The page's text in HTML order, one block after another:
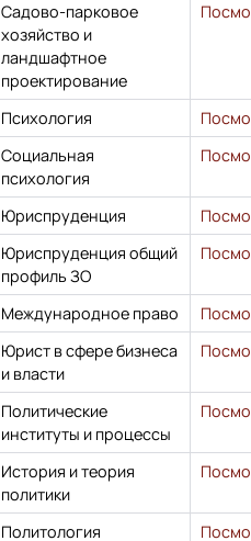
Садово-парковое
хозяйство и
ландшафтное
проектирование
Психология
Социальная
психология
Юриспруденция
Юриспруденция общий
профиль ЗО
Международное право
Юрист в сфере бизнеса
и власти
Политические
институты и процессы
История и теория
политики
Политология